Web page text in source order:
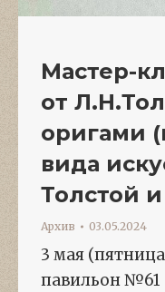
Мастер-
от
оригами
вида
Толстой
Архив 03.05.2024
3 мая
павильон №61